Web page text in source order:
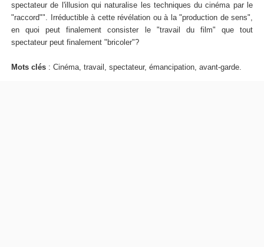
spectateur de l'illusion qui naturalise les techniques du cinéma par le
"raccord"". Irréductible à cette révélation ou à la "production de sens",
en quoi peut finalement consister le "travail du film" que tout
spectateur peut finalement "bricoler"?
Mots clés : Cinéma, travail, spectateur, émancipation, avant-garde.